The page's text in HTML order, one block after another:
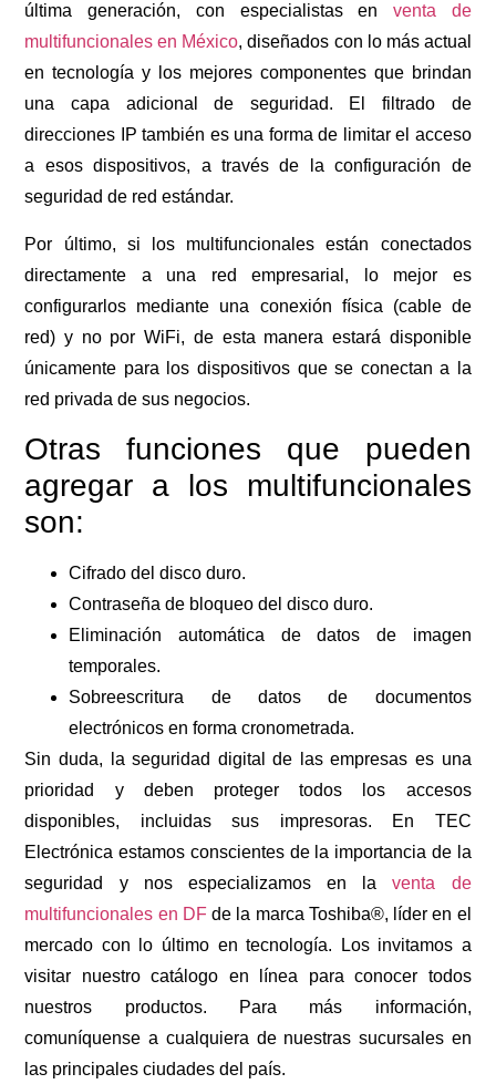
última generación, con especialistas en venta de
multifuncionales en México, diseñados con lo más actual
en tecnología y los mejores componentes que brindan
una capa adicional de seguridad. El filtrado de
direcciones IP también es una forma de limitar el acceso
a esos dispositivos, a través de la configuración de
seguridad de red estándar.
Por último, si los multifuncionales están conectados
directamente a una red empresarial, lo mejor es
configurarlos mediante una conexión física (cable de
red) y no por WiFi, de esta manera estará disponible
únicamente para los dispositivos que se conectan a la
red privada de sus negocios.
Otras funciones que pueden
agregar a los multifuncionales
son:
Cifrado del disco duro.
Contraseña de bloqueo del disco duro.
Eliminación automática de datos de imagen
temporales.
Sobreescritura de datos de documentos
electrónicos en forma cronometrada.
Sin duda, la seguridad digital de las empresas es una
prioridad y deben proteger todos los accesos
disponibles, incluidas sus impresoras. En TEC
Electrónica estamos conscientes de la importancia de la
seguridad y nos especializamos en laventa de
multifuncionales en DFde la marca Toshiba®, líder en el
mercado con lo último en tecnología. Los invitamos a
visitar nuestro catálogo en línea para conocer todos
nuestros productos. Para más información,
comuníquense a cualquiera de nuestras sucursales en
las principales ciudades del país.